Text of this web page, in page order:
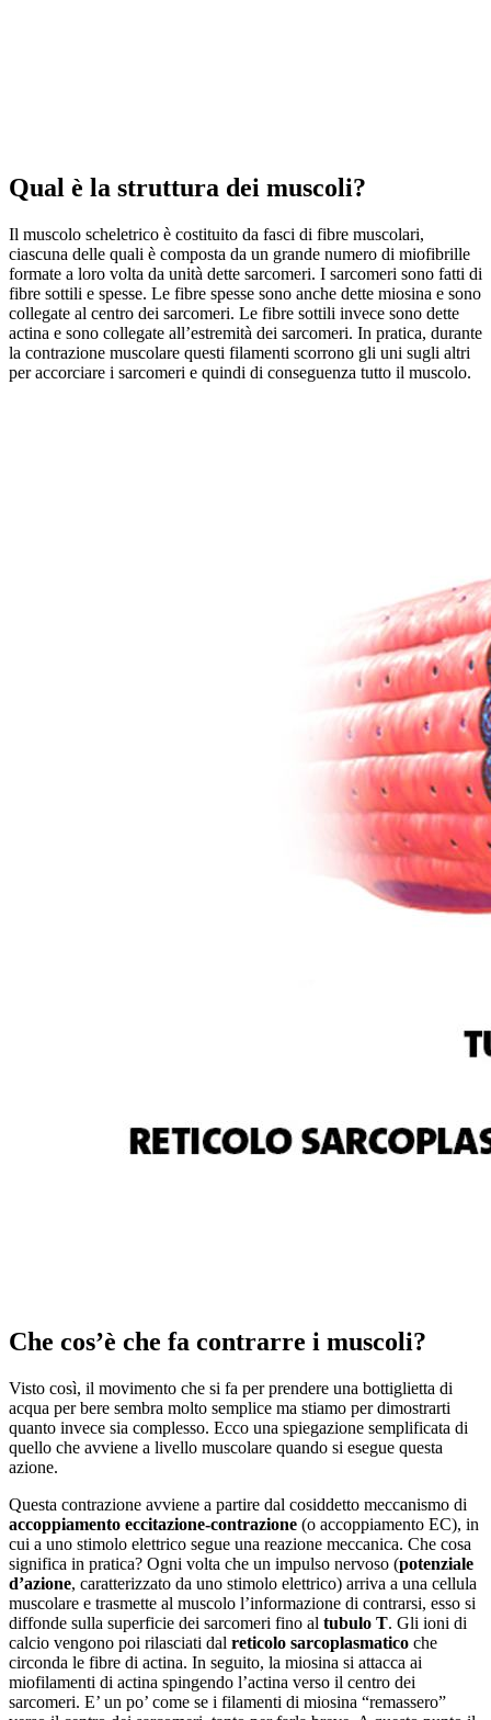
Qual è la struttura dei muscoli?
Il muscolo scheletrico è costituito da fasci di fibre muscolari,
ciascuna delle quali è composta da un grande numero di miofibrille
formate a loro volta da unità dette sarcomeri. I sarcomeri sono fatti di
fibre sottili e spesse. Le fibre spesse sono anche dette miosina e sono
collegate al centro dei sarcomeri. Le fibre sottili invece sono dette
actina e sono collegate all’estremità dei sarcomeri. In pratica, durante
la contrazione muscolare questi filamenti scorrono gli uni sugli altri
per accorciare i sarcomeri e quindi di conseguenza tutto il muscolo.
Che cos’è che fa contrarre i muscoli?
Visto così, il movimento che si fa per prendere una bottiglietta di
acqua per bere sembra molto semplice ma stiamo per dimostrarti
quanto invece sia complesso. Ecco una spiegazione semplificata di
quello che avviene a livello muscolare quando si esegue questa
azione.
Questa contrazione avviene a partire dal cosiddetto meccanismo di
accoppiamento eccitazione-contrazione (o accoppiamento EC), in
cui a uno stimolo elettrico segue una reazione meccanica. Che cosa
significa in pratica? Ogni volta che un impulso nervoso (potenziale
d’azione, caratterizzato da uno stimolo elettrico) arriva a una cellula
muscolare e trasmette al muscolo l’informazione di contrarsi, esso si
diffonde sulla superficie dei sarcomeri fino al tubulo T. Gli ioni di
calcio vengono poi rilasciati dal reticolo sarcoplasmatico che
circonda le fibre di actina. In seguito, la miosina si attacca ai
miofilamenti di actina spingendo l’actina verso il centro dei
sarcomeri. E’ un po’ come se i filamenti di miosina “remassero”